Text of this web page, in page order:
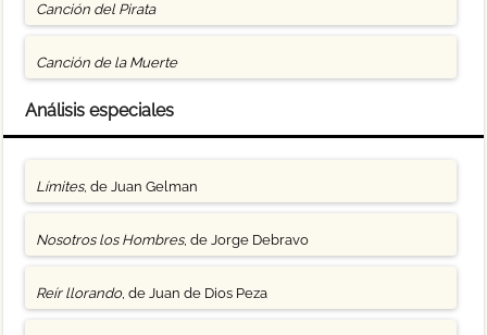
Canción del Pirata
Canción de la Muerte
Análisis especiales
Límites, de Juan Gelman
Nosotros los Hombres, de Jorge Debravo
Reír llorando, de Juan de Dios Peza